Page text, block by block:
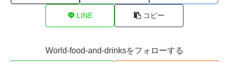
LINE コピー
World-food-and-drinksをフォローする